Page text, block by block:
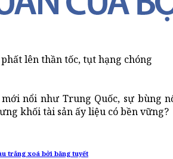
lên thần tốc, tụt hạng chóng
nổi như Trung Quốc, sự bùng
khối tài sản ấy liệu có bền vững?
trắng xoá bởi băng tuyết